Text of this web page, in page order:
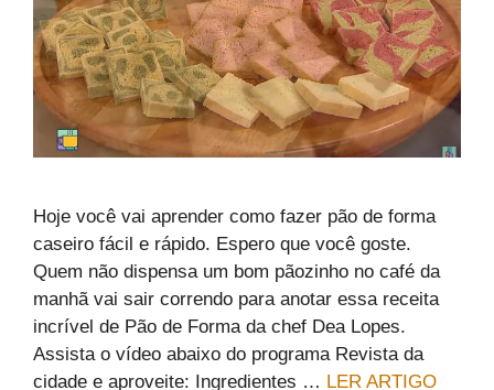
Hoje você vai aprender como fazer pão de forma
caseiro fácil e rápido. Espero que você goste.
Quem não dispensa um bom pãozinho no café da
manhã vai sair correndo para anotar essa receita
incrível de Pão de Forma da chef Dea Lopes.
Assista o vídeo abaixo do programa Revista da
cidade e aproveite: Ingredientes … LER ARTIGO